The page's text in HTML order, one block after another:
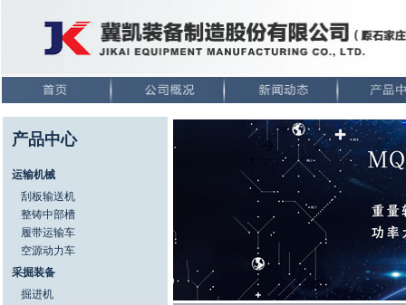
产品中心
运输机械
刮板输送机
整铸中部槽
履带运输车
空源动力车
采掘装备
掘进机